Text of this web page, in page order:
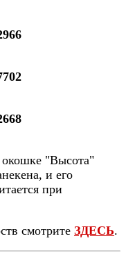
"Высота"
и его
при
смотрите ЗДЕСЬ.